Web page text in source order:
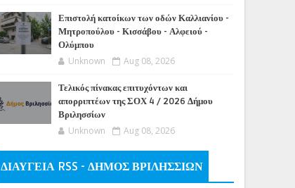
Επιστολή κατοίκων των οδών Καλλιανίου -
Μητροπούλου - Κισσάβου - Αλφειού -
Ολύμπου
Unknown Aug 08, 2026
Τελικός πίνακας επιτυχόντων και
απορριπτέων της ΣΟΧ 4 / 2026 Δήμου
Βριλησσίων
Unknown Aug 08, 2026
ΔΙΑΥΓΕΙΑ RSS - ΔΗΜΟΣ ΒΡΙΛΗΣΣΙΩΝ